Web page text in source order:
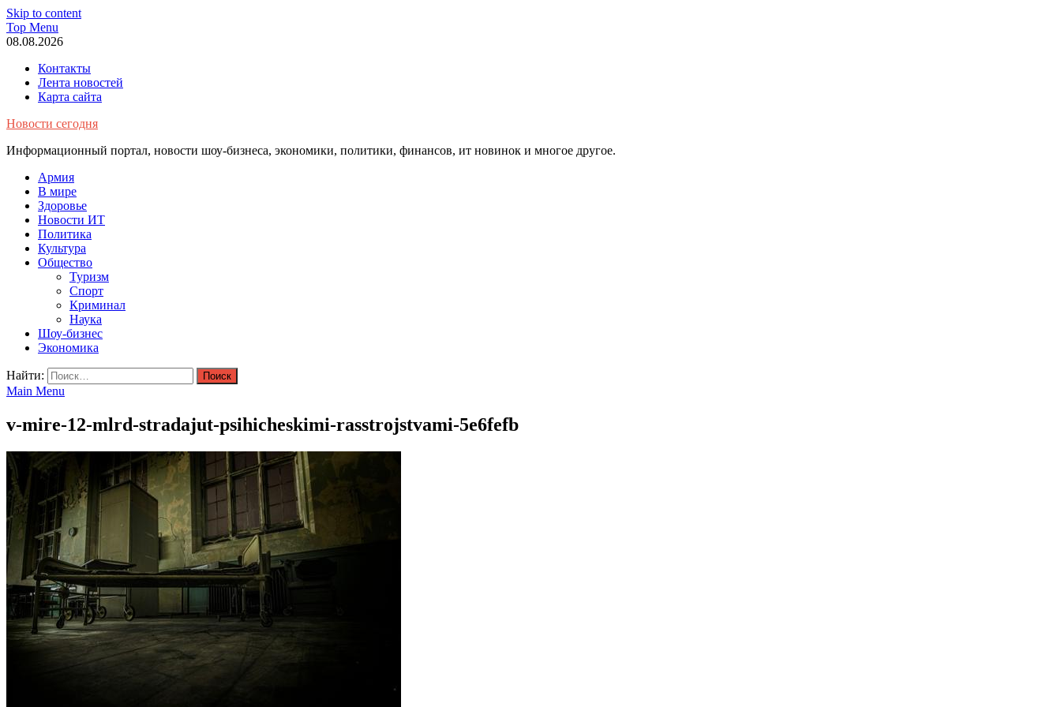
Skip to content
Top Menu
08.08.2026
Контакты
Лента новостей
Карта сайта
Новости сегодня
Информационный портал, новости шоу-бизнеса, экономики, политики, финансов, ит новинок и многое другое.
Армия
В мире
Здоровье
Новости ИТ
Политика
Культура
Общество
Туризм
Спорт
Криминал
Наука
Шоу-бизнес
Экономика
Найти:
Main Menu
v-mire-12-mlrd-stradajut-psihicheskimi-rasstrojstvami-5e6fefb